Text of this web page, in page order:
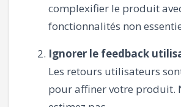
complexifier le produit
fonctionnalités non
Ignorer le feedback
Les retours utilisateurs
pour affiner votre produit.